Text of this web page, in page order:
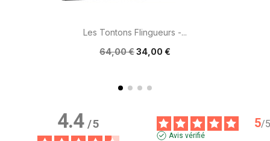
Les Tontons Flingueurs -...
64,00 €34,00 €
4.4/5 5/5
Avis vérifié